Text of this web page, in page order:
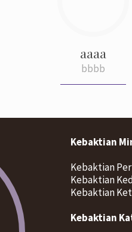
aaaa
bbbb
Kebaktian
Kebaktian
Kebaktian
Kebaktian
Kebaktian